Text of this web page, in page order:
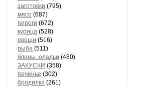
заготовки (795)
мясо (687)
пироги (672)
курица (528)
овощи (516)
рыба (511)
блины. оладьи (480)
ЗАКУСКИ (358)
печенье (302)
бродилка (261)